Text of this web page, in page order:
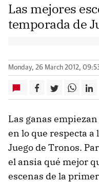
Las mejores
temporada de
Monday, 26 March 2012,
Las ganas
en lo que respecta a
Juego de Tronos.
el ansia qué mejor
escenas de la